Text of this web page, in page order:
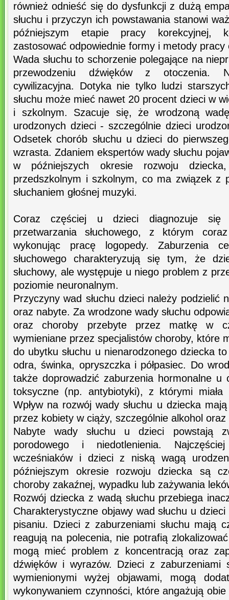
również odnieść się do dysfunkcji z dużą
słuchu i przyczyn ich powstawania stanowi
późniejszym etapie pracy korekcyjnej,
zastosować odpowiednie formy i metody pracy
Wada słuchu to schorzenie polegające na
przewodzeniu dźwięków z otoczenia.
cywilizacyjna. Dotyka nie tylko ludzi
słuchu może mieć nawet 20 procent dzieci w
i szkolnym. Szacuje się, że wrodzoną
urodzonych dzieci - szczególnie dzieci
Odsetek chorób słuchu u dzieci do
wzrasta. Zdaniem ekspertów wady słuchu
w późniejszych okresie rozwoju
przedszkolnym i szkolnym, co ma związek z
słuchaniem głośnej muzyki.
Coraz częściej u dzieci diagnozuje się
przetwarzania słuchowego, z którym
wykonując pracę logopedy. Zaburzenia
słuchowego charakteryzują się tym, że
słuchowy, ale występuje u niego problem z
poziomie neuronalnym.
Przyczyny wad słuchu dzieci należy podzielić
oraz nabyte. Za wrodzone wady słuchu
oraz choroby przebyte przez matkę w
wymieniane przez specjalistów choroby, które
do ubytku słuchu u nienarodzonego dziecka
odra, świnka, opryszczka i półpasiec. Do
także doprowadzić zaburzenia hormonalne u
toksyczne (np. antybiotyki), z którymi
Wpływ na rozwój wady słuchu u dziecka
przez kobiety w ciąży, szczególnie alkohol oraz
Nabyte wady słuchu u dzieci powstają
porodowego i niedotlenienia.
wcześniaków i dzieci z niską wagą
późniejszym okresie rozwoju dziecka są
choroby zakaźnej, wypadku lub zażywania
Rozwój dziecka z wadą słuchu przebiega
Charakterystyczne objawy wad słuchu u
pisaniu. Dzieci z zaburzeniami słuchu mają
reagują na polecenia, nie potrafią
mogą mieć problem z koncentracją oraz
dźwięków i wyrazów. Dzieci z zaburzeniami
wymienionymi wyżej objawami, mogą
wykonywaniem czynności, które angażują